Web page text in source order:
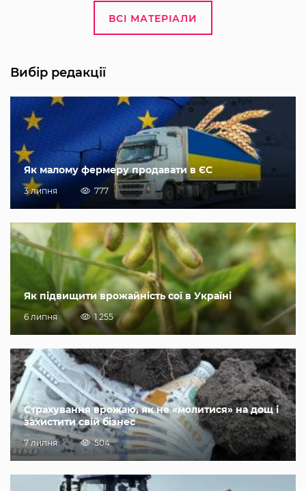
ВСІ МАТЕРІАЛИ
Вибір редакції
Як малому фермеру продавати в ЄС
3 липня 777
Як підвищити врожайність сої в Україні
6 липня 1 255
Страхування врожаю, як не «молитися» на дощ і
захистити свій бізнес
7 липня 504